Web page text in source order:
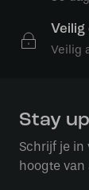
Veilig
Stay
Schrijf je in
hoogte van